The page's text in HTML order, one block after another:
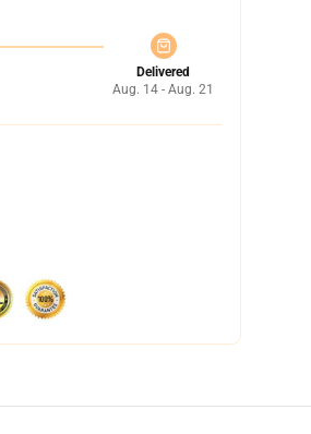
Delivered
Aug. 14 - Aug. 21